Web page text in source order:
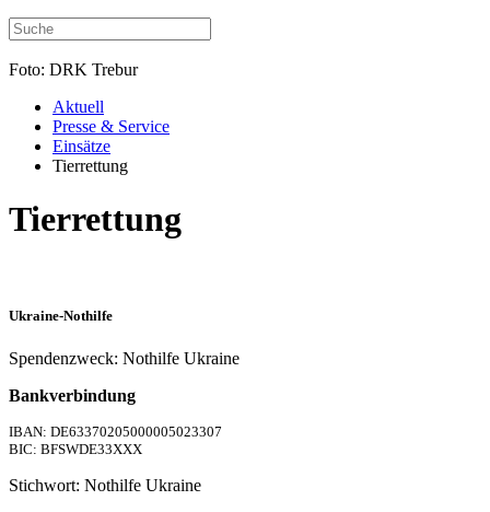
Foto: DRK Trebur
Aktuell
Presse & Service
Einsätze
Tierrettung
Tierrettung
Ukraine-Nothilfe
Spendenzweck: Nothilfe Ukraine
Bankverbindung
IBAN: DE63370205000005023307
BIC: BFSWDE33XXX
Stichwort: Nothilfe Ukraine